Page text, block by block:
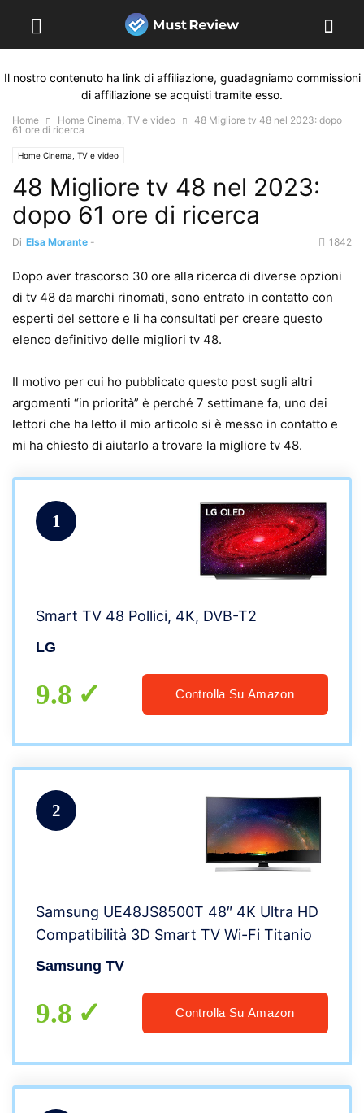
Il nostro contenuto ha link di affiliazione, guadagniamo commissioni
di affiliazione se acquisti tramite esso.
Home Home Cinema, TV e video
48 Migliore tv 48 nel 2023: dopo
61 ore di ricerca
Home Cinema, TV e video
48 Migliore tv 48 nel 2023:
dopo 61 ore di ricerca
Di Elsa Morante - 1842
Dopo aver trascorso 30 ore alla ricerca di diverse opzioni
di tv 48 da marchi rinomati, sono entrato in contatto con
esperti del settore e li ha consultati per creare questo
elenco definitivo delle migliori tv 48.
Il motivo per cui ho pubblicato questo post sugli altri
argomenti “in priorità” è perché 7 settimane fa, uno dei
lettori che ha letto il mio articolo si è messo in contatto e
mi ha chiesto di aiutarlo a trovare la migliore tv 48.
1
Smart TV 48 Pollici, 4K, DVB-T2
LG
9.8 Controlla Su Amazon
2
Samsung UE48JS8500T 48″ 4K Ultra HD
Compatibilità 3D Smart TV Wi-Fi Titanio
Samsung TV
9.8 Controlla Su Amazon